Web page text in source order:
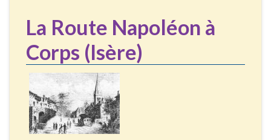
La Route Napoléon à
Corps (Isère)